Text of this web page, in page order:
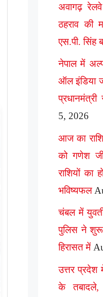
अवागढ़
ठहराव की
एस.पी. सिंह
नेपाल में
ऑल इंडिया
5, 2026
आज का
को गणेश
राशियों का
भविष्यफल
चंबल में
पुलिस ने शुरू
हिरासत में
उत्तर प्रदेश
के